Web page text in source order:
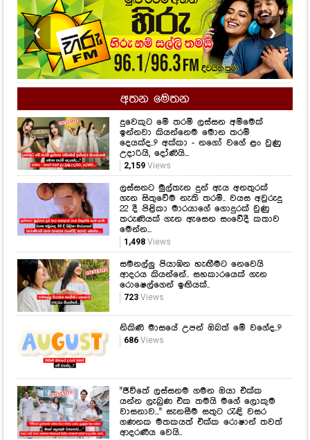
අතන මෙතන
දුවෙකුට මේ තරම් ලස්සන අම්මෙක්
ඉන්නවා කියන්නෙම මොන තරම්
දෙයක්ද..? අක්කා - නගෝ වගේ ළං වුණු
උදාරියි, දෝණියි...
2,159Views
ලස්සනට මුල්තැන දුන් ඇය අනතුරක්
ගැන සිතුවේම නැති තරම්.. වයස අවුරුදු
22 දී පිළිකා මාරයාගේ ගොදුරක් වුණු
තරුණියක් ගැන ඇසෙන සංවේදී කතාව
මෙන්න...
1,498Views
සමනල්ලු පියාඹන හැඟීමට නෙවෙයි
ආදරය කියන්නේ.. සහකාරයෙක් ගැන
රොෂෙල්ගෙන් ඉඟියක්..
723Views
නිකිණි මාසයේ උපන් ඔබත් මේ වගේද..?
686Views
යන්න ලැබුණ එක තමයි මගේ ලොකුම
වාසනාව..." සැනසීම සතුට රැඳි වසර
ගණනක මතකයත් එක්ක රොෂාන් තවත්
Latest Hiru Videos
සුව අරණ